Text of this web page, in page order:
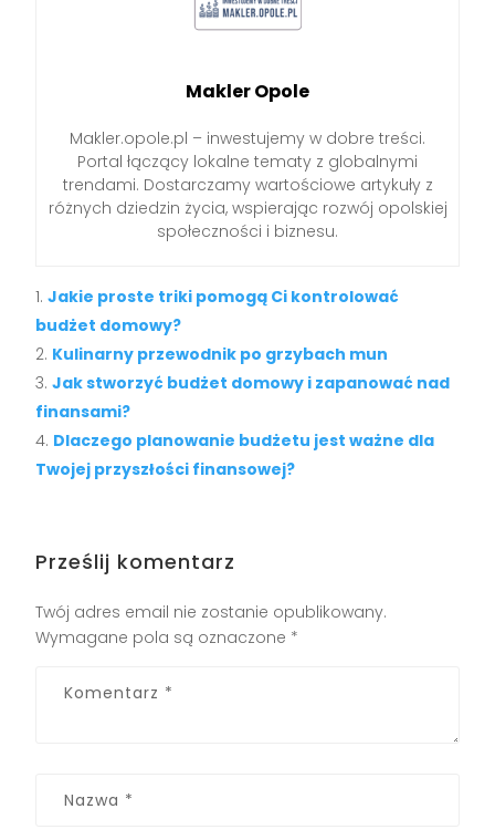
Makler Opole
Makler.opole.pl – inwestujemy w dobre treści.
Portal łączący lokalne tematy z globalnymi
trendami. Dostarczamy wartościowe artykuły z
różnych dziedzin życia, wspierając rozwój opolskiej
społeczności i biznesu.
Jakie proste triki pomogą Ci kontrolować
budżet domowy?
Kulinarny przewodnik po grzybach mun
Jak stworzyć budżet domowy i zapanować nad
finansami?
Dlaczego planowanie budżetu jest ważne dla
Twojej przyszłości finansowej?
Prześlij komentarz
Twój adres email nie zostanie opublikowany.
Wymagane pola są oznaczone *